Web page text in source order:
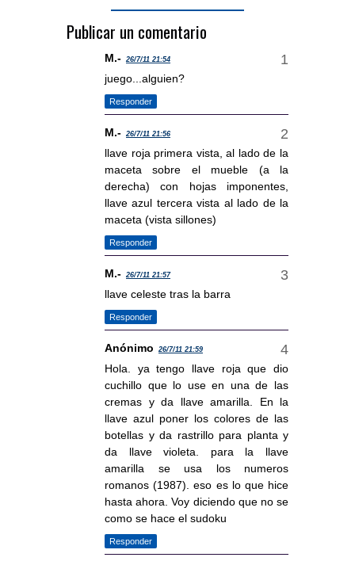
Publicar un comentario
M.- 26/7/11 21:54
juego...alguien?
Responder
M.- 26/7/11 21:56
llave roja primera vista, al lado de la
maceta sobre el mueble (a la
derecha) con hojas imponentes,
llave azul tercera vista al lado de la
maceta (vista sillones)
Responder
M.- 26/7/11 21:57
llave celeste tras la barra
Responder
Anónimo 26/7/11 21:59
Hola. ya tengo llave roja que dio
cuchillo que lo use en una de las
cremas y da llave amarilla. En la
llave azul poner los colores de las
botellas y da rastrillo para planta y
da llave violeta. para la llave
amarilla se usa los numeros
romanos (1987). eso es lo que hice
hasta ahora. Voy diciendo que no se
como se hace el sudoku
Responder